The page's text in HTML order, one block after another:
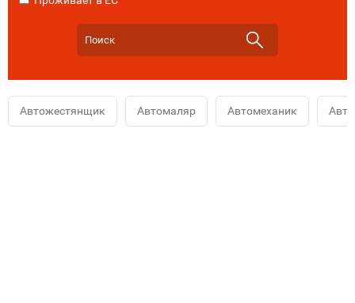
Автожестянщик Автомаляр Автомеханик